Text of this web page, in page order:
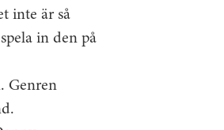
inte är så
in den på
Genren